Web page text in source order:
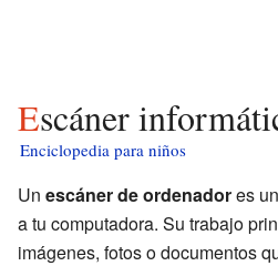
Escáner
Enciclopedia para niños
Un escáner de ordenadores
a tu computadora. Su trabajo
imágenes, fotos o documentos